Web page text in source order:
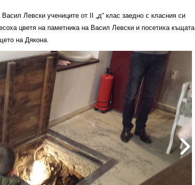
Левски учениците от II „д“ клас заедно с класния си
цветя на паметника на Васил Левски и посетиха къщата
на Дякона.